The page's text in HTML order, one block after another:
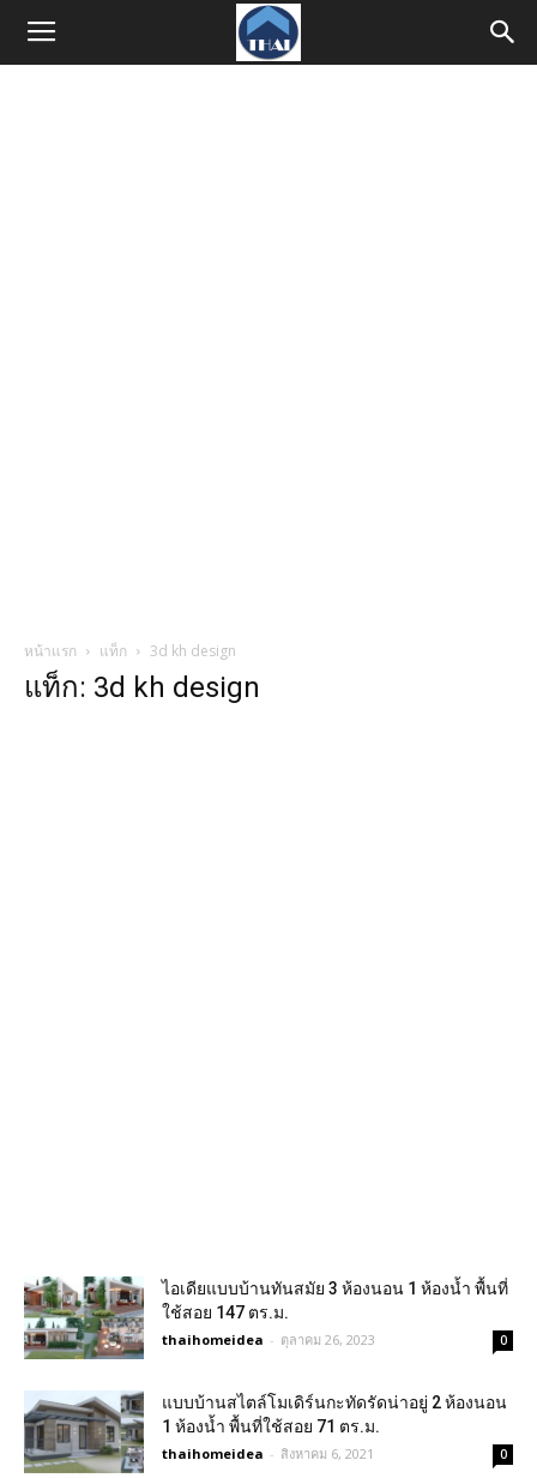
หน้าแรก แท็ก 3d kh design
แท็ก: 3d kh design
ไอเดียแบบบ้านทันสมัย 3 ห้องนอน 1 ห้องน้ำ พื้นที่
ใช้สอย 147 ตร.ม.
thaihomeidea - ตุลาคม 26, 2023 0
แบบบ้านสไตล์โมเดิร์นกะทัดรัดน่าอยู่ 2 ห้องนอน
1 ห้องน้ำ พื้นที่ใช้สอย 71 ตร.ม.
thaihomeidea - สิงหาคม 6, 2021 0